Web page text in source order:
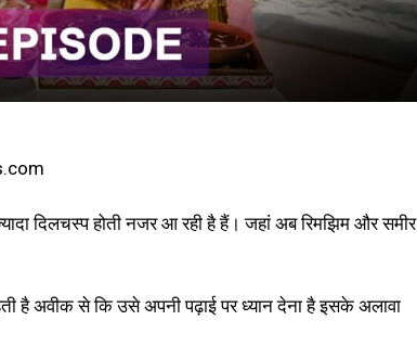
दिलचस्प होती नजर आ रही है हैं। जहां अब रिमझिम और समीर
है अवीक से कि उसे अपनी पढ़ाई पर ध्यान देना है इसके अलावा